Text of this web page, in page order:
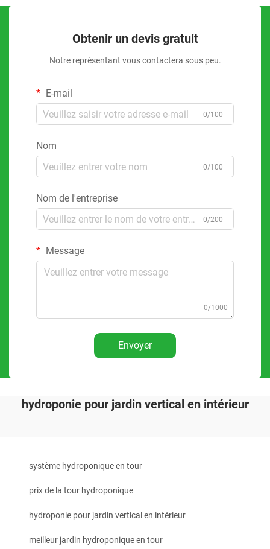
Obtenir un devis gratuit
Notre représentant vous contactera sous peu.
E-mail
0/100
Nom
0/100
Nom de l'entreprise
0/200
Message
0/1000
Envoyer
hydroponie pour jardin vertical en intérieur
système hydroponique en tour
prix de la tour hydroponique
hydroponie pour jardin vertical en intérieur
meilleur jardin hydroponique en tour